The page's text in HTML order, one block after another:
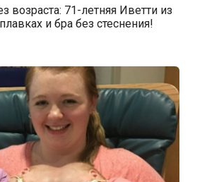
возраста: 71-летняя Иветти из
и бра без стеснения!